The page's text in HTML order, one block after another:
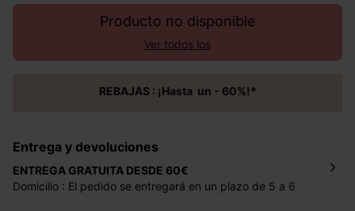
Producto no disponible
Ver todos los
REBAJAS : ¡Hasta un - 60%!*
Entrega y devoluciones
ENTREGA GRATUITA DESDE 60€
Domicilio : El pedido se entregará en un plazo de 5 a 6